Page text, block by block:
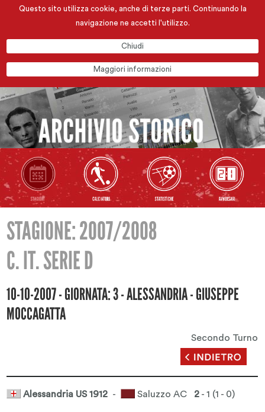
Questo sito utilizza cookie, anche di terze parti. Continuando la
navigazione ne accetti l'utilizzo.
Chiudi
Maggiori informazioni
STAGIONE: 2007/2008
C. IT. SERIE D
10-10-2007 - GIORNATA: 3 - ALESSANDRIA - GIUSEPPE
MOCCAGATTA
Secondo Turno
Alessandria US 1912 - Saluzzo AC 2 - 1 (1 - 0)